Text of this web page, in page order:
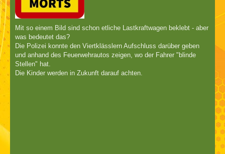
Mit so einem Bild sind schon etliche Lastkraftwagen beklebt - aber
was bedeutet das?
Die Polizei konnte den Viertklässlern Aufschluss darüber geben
und anhand des Feuerwehrautos zeigen, wo der Fahrer "blinde
Stellen" hat.
Die Kinder werden in Zukunft darauf achten.